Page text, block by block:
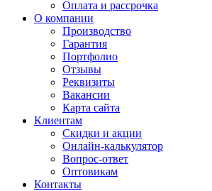
Оплата и рассрочка
О компании
Производство
Гарантия
Портфолио
Отзывы
Реквизиты
Вакансии
Карта сайта
Клиентам
Скидки и акции
Онлайн-калькулятор
Вопрос-ответ
Оптовикам
Контакты